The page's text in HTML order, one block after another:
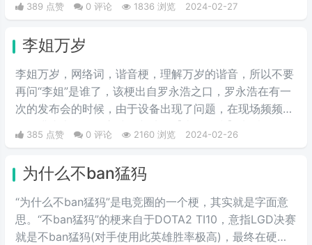
名，导致此梗在他的粉丝圈里一直流传着这个梗。
389 点赞 0 评论 1836 浏览 2024-02-27
李姐万岁
李姐万岁，网络词，谐音梗，理解万岁的谐音，所以不要
再问“李姐”是谁了，该梗出自罗永浩之口，罗永浩在有一
次的发布会的时候，由于设备出现了问题，在现场频频出
尬，然后被一些锤子的粉丝疯狂传播。疯狂复读，每每出
可以说相当沙雕了，哈哈哈哈哈哈哈哈哈。
385 点赞 0 评论 2160 浏览 2024-02-26
为什么不ban猛犸
“为什么不ban猛犸”是电竞圈的一个梗，其实就是字面意
思。“不ban猛犸”的梗来自于DOTA2 TI10，意指LGD决赛
就是不ban猛犸(对手使用此英雄胜率极高)，最终在硬实